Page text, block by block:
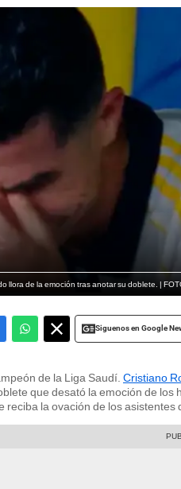
llora de la emoción tras anotar su doblete. |
Siguenos en Google
de la Liga Saudí. Cristiano
que desató la emoción de
reciba la ovación de los asistentes